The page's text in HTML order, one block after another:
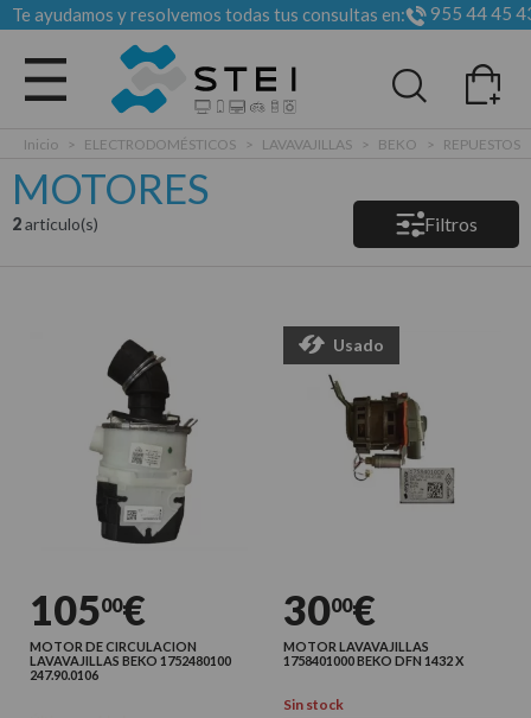
Te ayudamos y resolvemos todas tus consultas en: 955 44 45
Todas las categorias
Inicio > ELECTRODOMÉSTICOS > LAVAVAJILLAS > BEKO > REPUESTOS
MOTORES
2articulo(s) Filtros
10500€
MOTOR DE CIRCULACION
LAVAVAJILLAS BEKO 1752480100
247.90.0106
Usado
3000€
MOTOR LAVAVAJILLAS
1758401000 BEKO DFN 1432 X
Sin stock